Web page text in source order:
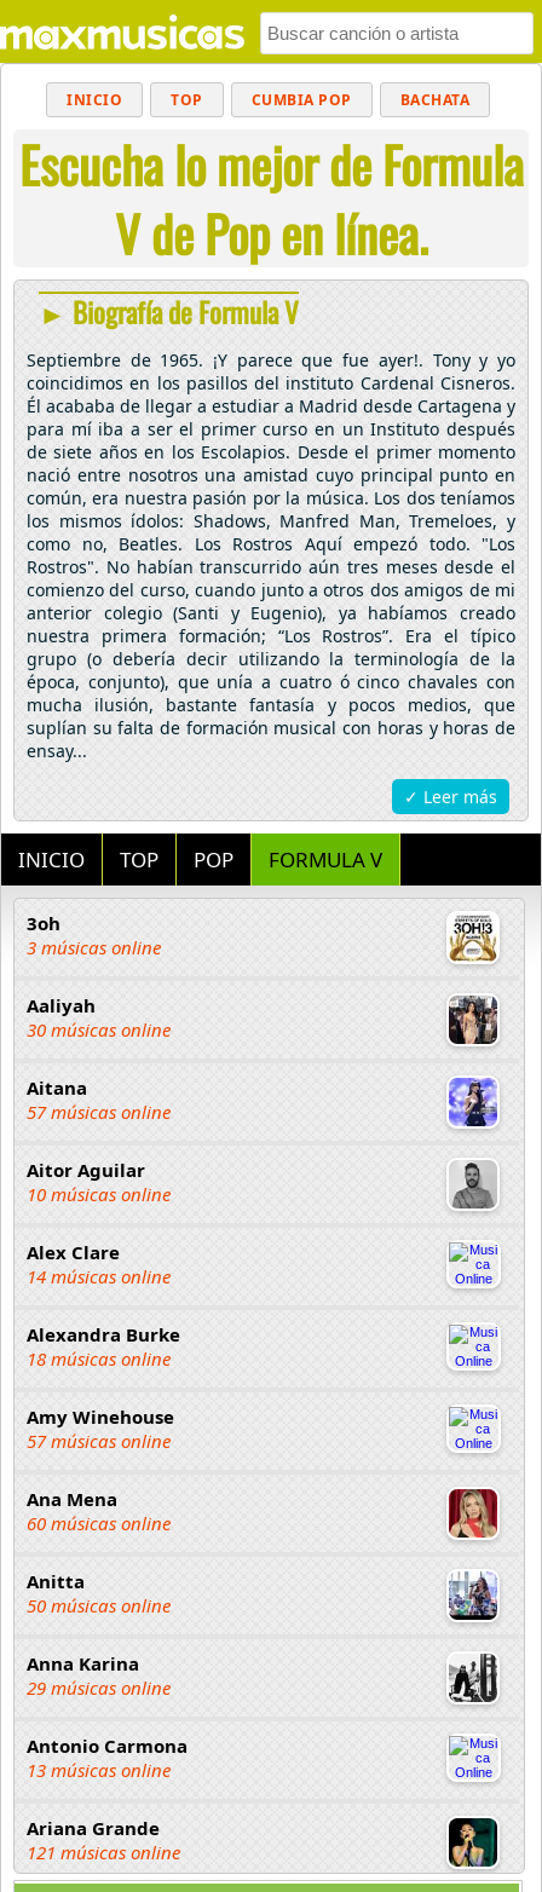
INICIO TOP CUMBIA POP BACHATA
MUSICA CRISTIANA REGGAETON
BALADAS ALTERNATIVO ELECTRÓNICA
CUMBIAS
Escucha lo mejor de Formula
V de Pop en línea.
► Biografía de Formula V
Septiembre de 1965. ¡Y parece que fue ayer!. Tony y yo
coincidimos en los pasillos del instituto Cardenal Cisneros.
Él acababa de llegar a estudiar a Madrid desde Cartagena y
para mí iba a ser el primer curso en un Instituto después
de siete años en los Escolapios. Desde el primer momento
nació entre nosotros una amistad cuyo principal punto en
común, era nuestra pasión por la música. Los dos teníamos
los mismos ídolos: Shadows, Manfred Man, Tremeloes, y
como no, Beatles. Los Rostros Aquí empezó todo. "Los
Rostros". No habían transcurrido aún tres meses desde el
comienzo del curso, cuando junto a otros dos amigos de mi
anterior colegio (Santi y Eugenio), ya habíamos creado
nuestra primera formación; “Los Rostros”. Era el típico
grupo (o debería decir utilizando la terminología de la
época, conjunto), que unía a cuatro ó cinco chavales con
mucha ilusión, bastante fantasía y pocos medios, que
suplían su falta de formación musical con horas y horas de
ensay...
✓ Leer más
INICIO TOP POP FORMULA V
3oh
3 músicas online
Aaliyah
30 músicas online
Aitana
57 músicas online
Aitor Aguilar
10 músicas online
Alex Clare
14 músicas online
Alexandra Burke
18 músicas online
Amy Winehouse
57 músicas online
Ana Mena
60 músicas online
Anitta
50 músicas online
Anna Karina
29 músicas online
Antonio Carmona
13 músicas online
Ariana Grande
121 músicas online